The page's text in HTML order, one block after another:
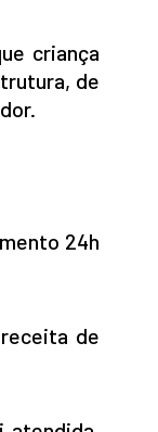
criança
de
24h
de